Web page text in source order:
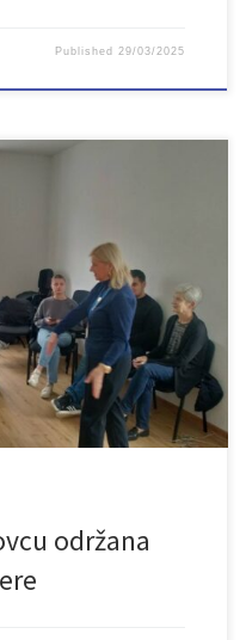
Published29/03/2025
rad s našim
u Bosanskom
realizirali smo dvije
Cilj nam je mlade ljude
akcije. Na ovaj
održana